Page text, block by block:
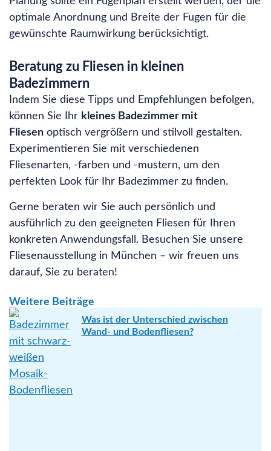
optimale Anordnung und Breite der Fugen für die
gewünschte Raumwirkung berücksichtigt.
Beratung zu Fliesen in kleinen
Badezimmern
Indem Sie diese Tipps und Empfehlungen befolgen,
können Sie Ihr kleines Badezimmer mit
Fliesen optisch vergrößern und stilvoll gestalten.
Experimentieren Sie mit verschiedenen
Fliesenarten, -farben und -mustern, um den
perfekten Look für Ihr Badezimmer zu finden.
Gerne beraten wir Sie auch persönlich und
ausführlich zu den geeigneten Fliesen für Ihren
konkreten Anwendungsfall. Besuchen Sie unsere
Fliesenausstellung in München – wir freuen uns
darauf, Sie zu beraten!
Weitere Beiträge
Was ist der Unterschied zwischen
Wand- und Bodenfliesen?